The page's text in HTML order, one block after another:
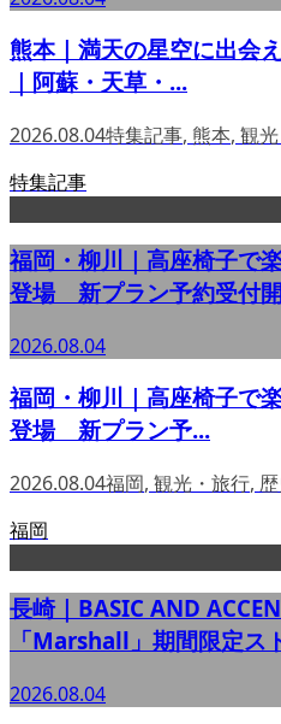
熊本｜満天の星空に出会
｜阿蘇・天草・...
2026.08.04特集記事, 熊本, 観
特集記事
福岡・柳川｜高座椅子で
登場 新プラン予約受付開
2026.08.04
福岡・柳川｜高座椅子で
登場 新プラン予...
2026.08.04福岡, 観光・旅行,
福岡
長崎｜BASIC AND
「Marshall」期間限定ス
2026.08.04